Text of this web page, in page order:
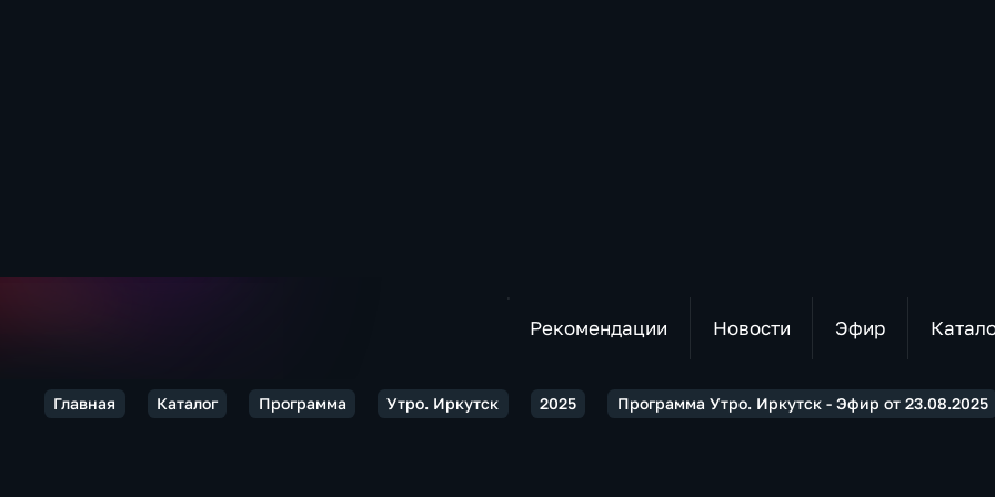
Рекомендации Новости Эфир
Главная Каталог Программа Утро. Иркутск 2025 Программа Утро. Иркутск - Эфир от 23.08.2025